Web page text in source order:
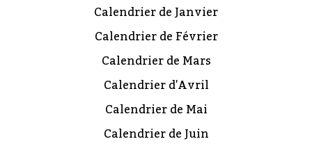
Calendrier de Janvier
Calendrier de Février
Calendrier de Mars
Calendrier d'Avril
Calendrier de Mai
Calendrier de Juin